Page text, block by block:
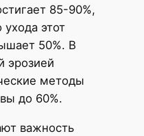
85-90%,
этот
50%. В
эрозией
методы
до 60%.
важность